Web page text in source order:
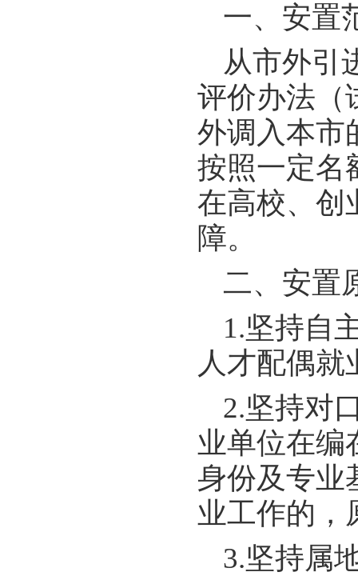
一、安置
从市外引
评价办法（
外调入本市
按照一定名
在高校、创
障。
二、安置
1.坚持自
人才配偶
2.坚持对
业单位在编
身份及专业
业工作的，
3.坚持属